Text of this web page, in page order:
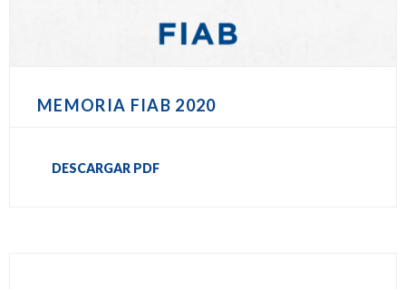
MEMORIA FIAB 2020
DESCARGAR PDF